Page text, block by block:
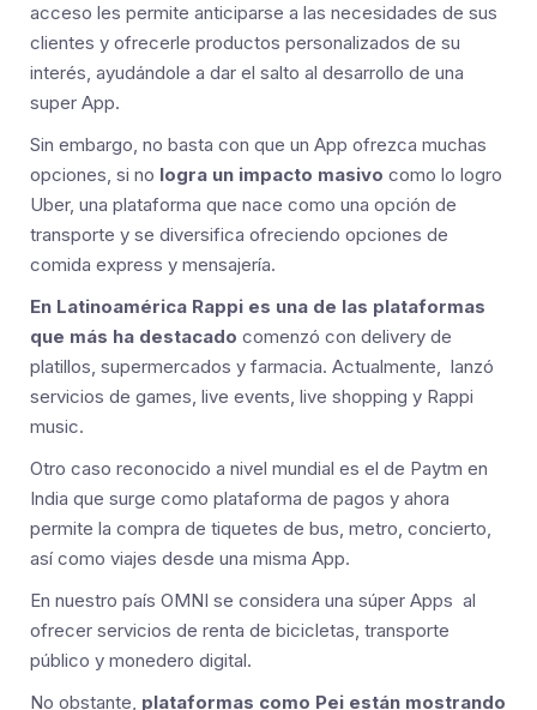
acceso les permite anticiparse a las necesidades de sus
clientes y ofrecerle productos personalizados de su
interés, ayudándole a dar el salto al desarrollo de una
super App.
Sin embargo, no basta con que un App ofrezca muchas
opciones, si no logra un impacto masivo como lo logro
Uber, una plataforma que nace como una opción de
transporte y se diversifica ofreciendo opciones de
comida express y mensajería.
En Latinoamérica Rappi es una de las plataformas
que más ha destacado comenzó con delivery de
platillos, supermercados y farmacia. Actualmente, lanzó
servicios de games, live events, live shopping y Rappi
music.
Otro caso reconocido a nivel mundial es el de Paytm en
India que surge como plataforma de pagos y ahora
permite la compra de tiquetes de bus, metro, concierto,
así como viajes desde una misma App.
En nuestro país OMNI se considera una súper Apps al
ofrecer servicios de renta de bicicletas, transporte
público y monedero digital.
No obstante, plataformas como Pei están mostrando